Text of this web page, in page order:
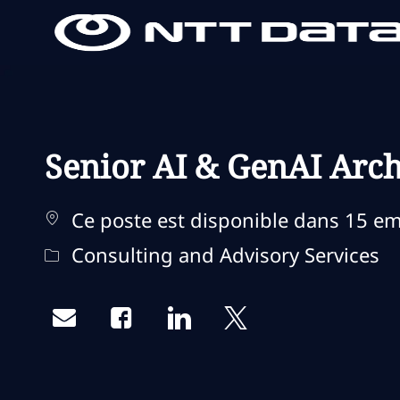
Senior AI & GenAI
Ce poste est disponible dans 15
Catégorie
Consulting and Advisory Services
Share via emailShare via Facebook
Share via LinkedIn
Share via twitter